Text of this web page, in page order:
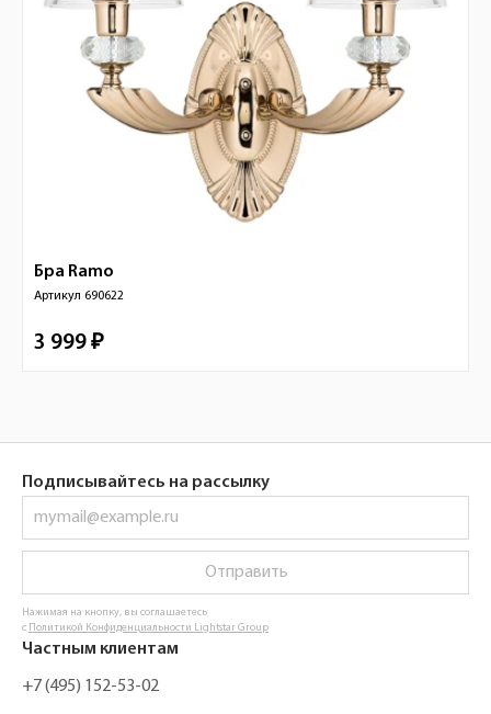
Бра Ramo
Артикул 690622
3 999 ₽
Подписывайтесь на рассылку
Отправить
Нажимая на кнопку, вы соглашаетесь
с Политикой Конфиденциальности Lightstar Group
Частным клиентам
+7 (495) 152-53-02